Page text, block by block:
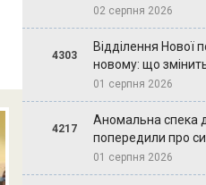
02 серпня 2026
4303
Відділення
новому: що
01 серпня 2026
4217
Аномальна спека
попередили про
01 серпня 2026